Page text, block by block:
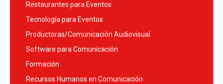
Restaurantes para Eventos
Tecnología para Eventos
Productoras/Comunicación Audiovisual
Software para Comunicación
Formación
Recursos Humanos en Comunicación